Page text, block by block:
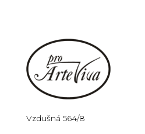
Vzdušná 564/8